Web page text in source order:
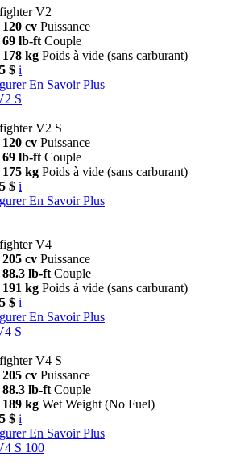
V2
120 cv Puissance
69 lb-ft Couple
178 kg Poids à vide (sans carburant)
$ i
En Savoir Plus
S
V2 S
120 cv Puissance
69 lb-ft Couple
175 kg Poids à vide (sans carburant)
$ i
En Savoir Plus
V4
205 cv Puissance
88.3 lb-ft Couple
191 kg Poids à vide (sans carburant)
$ i
En Savoir Plus
S
V4 S
205 cv Puissance
88.3 lb-ft Couple
189 kg Wet Weight (No Fuel)
$ i
En Savoir Plus
S 100